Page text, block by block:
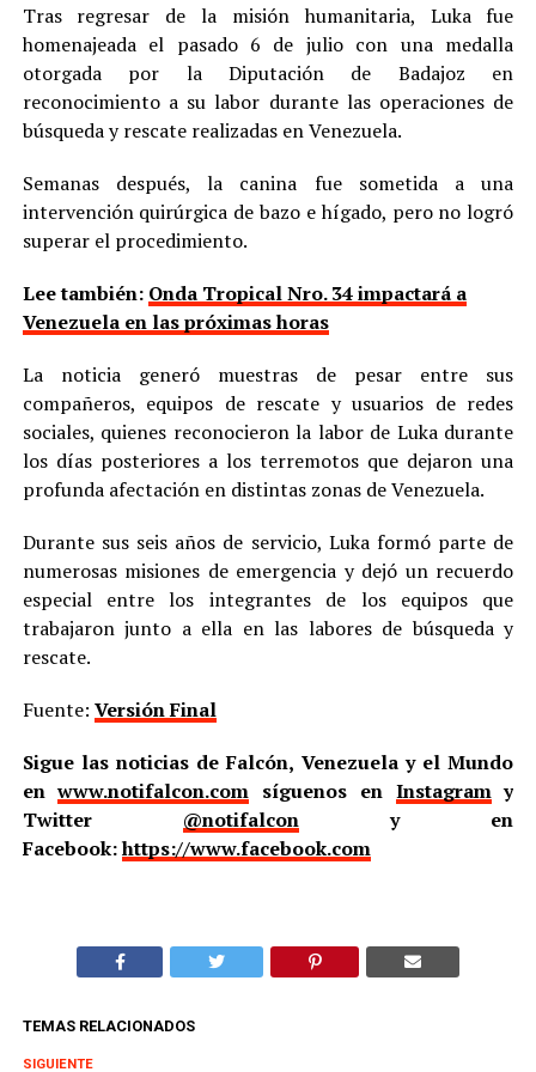
Tras regresar de la misión humanitaria, Luka fue
homenajeada el pasado 6 de julio con una medalla
otorgada por la Diputación de Badajoz en
reconocimiento a su labor durante las operaciones de
búsqueda y rescate realizadas en Venezuela.
Semanas después, la canina fue sometida a una
intervención quirúrgica de bazo e hígado, pero no logró
superar el procedimiento.
Lee también: Onda Tropical Nro. 34 impactará a
Venezuela en las próximas horas
La noticia generó muestras de pesar entre sus
compañeros, equipos de rescate y usuarios de redes
sociales, quienes reconocieron la labor de Luka durante
los días posteriores a los terremotos que dejaron una
profunda afectación en distintas zonas de Venezuela.
Durante sus seis años de servicio, Luka formó parte de
numerosas misiones de emergencia y dejó un recuerdo
especial entre los integrantes de los equipos que
trabajaron junto a ella en las labores de búsqueda y
rescate.
Fuente: Versión Final
Sigue las noticias de Falcón, Venezuela y el Mundo
enwww.notifalcon.com síguenos en Instagramy
Twitter @notifalcony en
Facebook:https://www.facebook.com
TEMAS RELACIONADOS
SIGUIENTE